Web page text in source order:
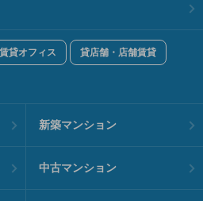
貸オフィス 貸店舗・店舗賃貸
新築マンション
中古マンション